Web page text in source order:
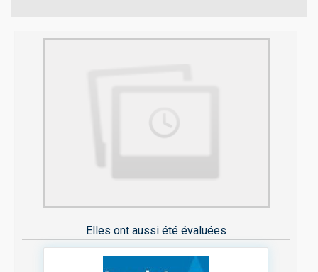
Elles ont aussi été évaluées